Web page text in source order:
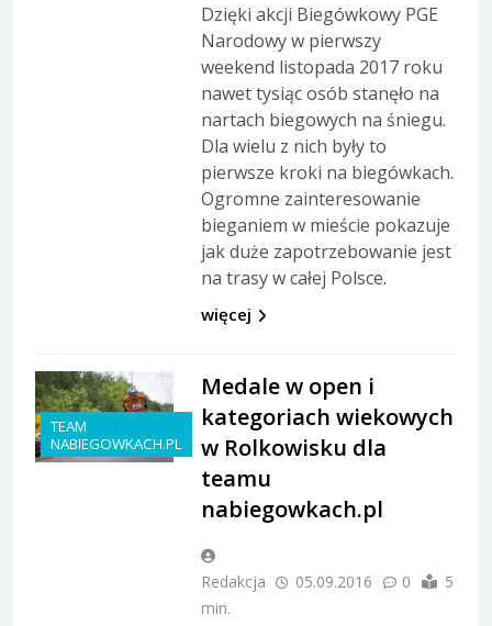
Dzięki akcji Biegówkowy PGE
Narodowy w pierwszy
weekend listopada 2017 roku
nawet tysiąc osób stanęło na
nartach biegowych na śniegu.
Dla wielu z nich były to
pierwsze kroki na biegówkach.
Ogromne zainteresowanie
bieganiem w mieście pokazuje
jak duże zapotrzebowanie jest
na trasy w całej Polsce.
więcej
TEAM
NABIEGOWKACH.PL
Medale w open i
kategoriach wiekowych
w Rolkowisku dla
teamu
nabiegowkach.pl
Redakcja 05.09.2016 0
5
min.